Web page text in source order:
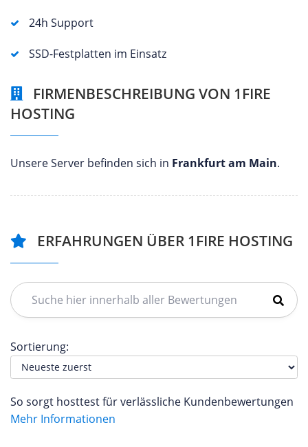
24h Support
SSD-Festplatten im Einsatz
FIRMENBESCHREIBUNG VON 1FIRE
HOSTING
Unsere Server befinden sich in Frankfurt am Main.
ERFAHRUNGEN ÜBER 1FIRE HOSTING
Sortierung:
So sorgt hosttest für verlässliche Kundenbewertungen
Mehr Informationen